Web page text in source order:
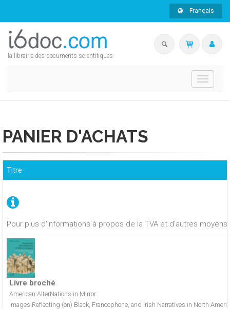
Français
la librairie des documents scientifiques
Toggle
PANIER D'ACHATS
Pour plus d'informations à propos de la TVA et d'autres
Titre
Livre broché
American AlterNations in Mirror
Images Reflecting (on) Black, Francophone, and Irish Narratives in North